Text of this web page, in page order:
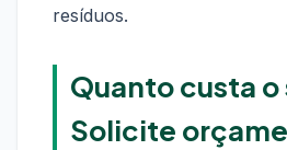
resíduos.
Quanto custa
Solicite